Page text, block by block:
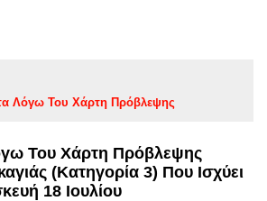
Λόγω Του Χάρτη Πρόβλεψης
Του Χάρτη Πρόβλεψης
(κατηγορία 3) Που Ισχύει
18 Ιουλίου